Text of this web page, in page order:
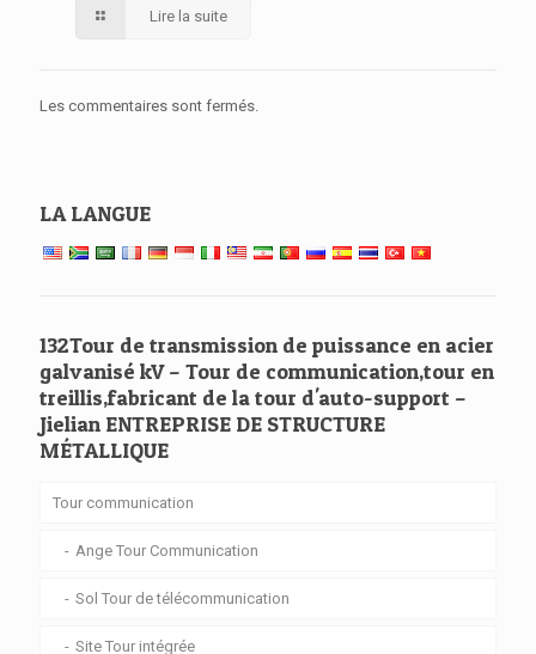
Lire la suite
Les commentaires sont fermés.
LA LANGUE
132Tour de transmission de puissance en acier
galvanisé kV – Tour de communication,tour en
treillis,fabricant de la tour d'auto-support –
Jielian ENTREPRISE DE STRUCTURE
MÉTALLIQUE
Tour communication
Ange Tour Communication
Sol Tour de télécommunication
Site Tour intégrée